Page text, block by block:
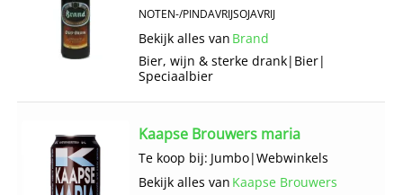
NOTEN-/PINDAVRIJSOJAVRIJ
Bekijk alles van Brand
Bier, wijn & sterke drank| Bier|
Speciaalbier
Kaapse Brouwers maria
Te koop bij: Jumbo|Webwinkels
Bekijk alles van Kaapse Brouwers